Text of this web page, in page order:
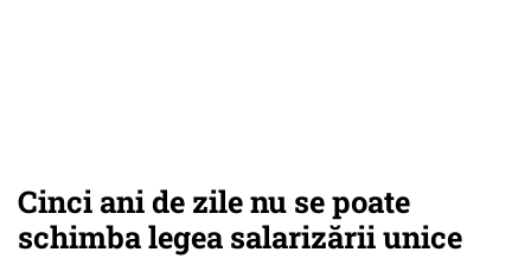
Cinci ani de zile nu se poate
schimba legea salarizării unice